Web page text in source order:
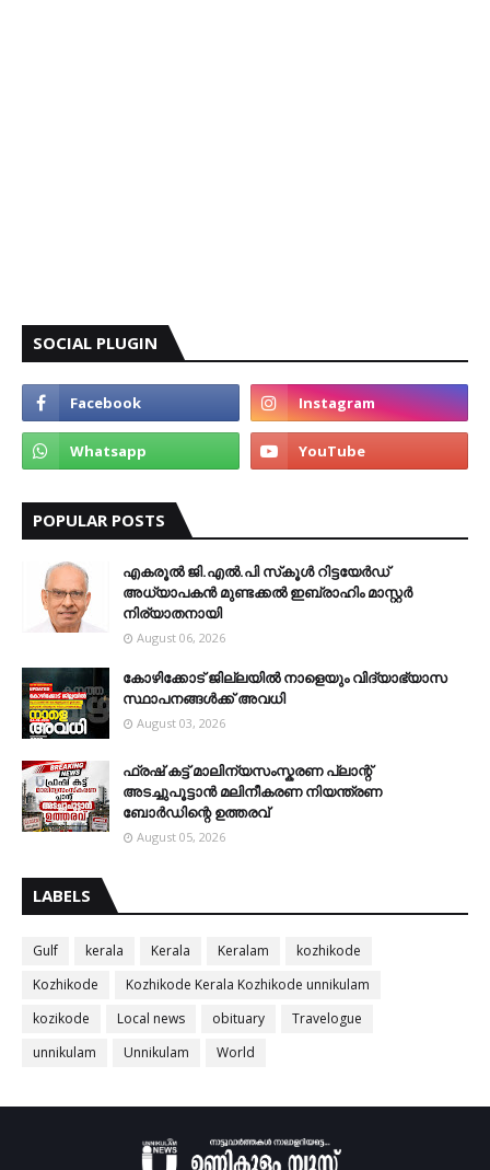
SOCIAL PLUGIN
POPULAR POSTS
എകരൂൽ ജി.എൽ.പി സ്‌കൂൾ റിട്ടയേർഡ്
അധ്യാപകൻ മുണ്ടക്കൽ ഇബ്രാഹിം മാസ്റ്റർ
നിര്യാതനായി
August 06, 2026
കോഴിക്കോട് ജില്ലയിൽ നാളെയും വിദ്യാഭ്യാസ
സ്ഥാപനങ്ങൾക്ക് അവധി
August 03, 2026
ഫ്രഷ് കട്ട് മാലിന്യസംസ്കരണ പ്ലാന്റ്
അടച്ചുപൂട്ടാൻ മലിനീകരണ നിയന്ത്രണ
ബോർഡിന്റെ ഉത്തരവ്
August 05, 2026
LABELS
Gulf kerala Kerala Keralam
kozhikode
Kozhikode
Kozhikode Kerala Kozhikode unnikulam
kozikode
Local news obituary
Travelogue
unnikulam
Unnikulam World